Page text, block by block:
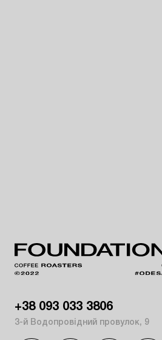
+38 093 033 3806
3-й Водопровідний провулок, 9